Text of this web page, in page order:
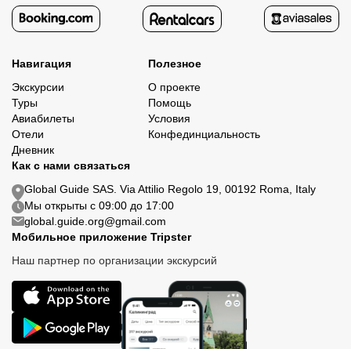
Навигация
Экскурсии
Туры
Авиабилеты
Отели
Дневник
Полезное
О проекте
Помощь
Условия
Конфединциальность
Как с нами связаться
Global Guide SAS. Via Attilio Regolo 19, 00192 Roma, Italy
Мы открыты с 09:00 до 17:00
global.guide.org@gmail.com
Мобильное приложение Tripster
Наш партнер по организации экскурсий